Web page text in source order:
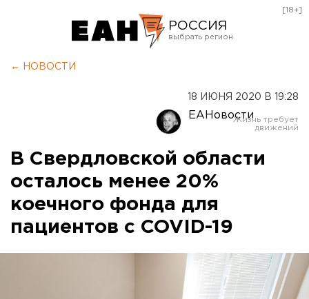
РОССИЯ
Оренбург
[18+]
← НОВОСТИ
18 ИЮНЯ 2020 В 19:28
ЕАНовости
В Свердловской области
осталось менее 20%
коечного фонда для
пациентов с COVID-19